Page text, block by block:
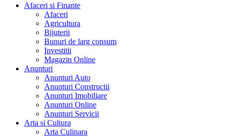
Afaceri si Finante
Afaceri
Agricultura
Bijuterii
Bunuri de larg consum
Investitii
Magazin Online
Anunturi
Anunturi Auto
Anunturi Constructii
Anunturi Imobiliare
Anunturi Online
Anunturi Servicii
Arta si Cultura
Arta Culinara